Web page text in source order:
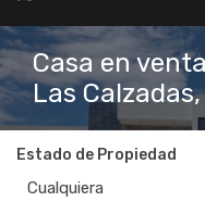
Casa en
Las
Estado de Propiedad
Cualquiera